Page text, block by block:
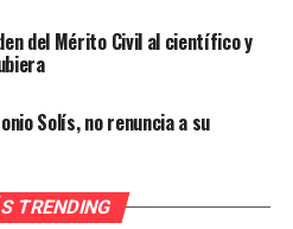
del Mérito Civil al científico y
Solís, no renuncia a su
TRENDING